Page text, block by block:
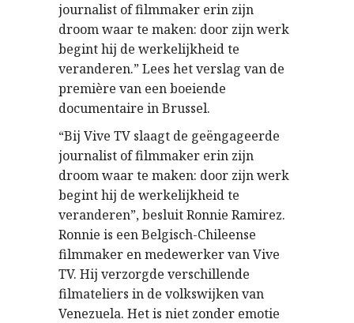
journalist of filmmaker erin zijn
droom waar te maken: door zijn werk
begint hij de werkelijkheid te
veranderen.” Lees het verslag van de
première van een boeiende
documentaire in Brussel.
“Bij Vive TV slaagt de geëngageerde
journalist of filmmaker erin zijn
droom waar te maken: door zijn werk
begint hij de werkelijkheid te
veranderen”, besluit Ronnie Ramirez.
Ronnie is een Belgisch-Chileense
filmmaker en medewerker van Vive
TV. Hij verzorgde verschillende
filmateliers in de volkswijken van
Venezuela. Het is niet zonder emotie